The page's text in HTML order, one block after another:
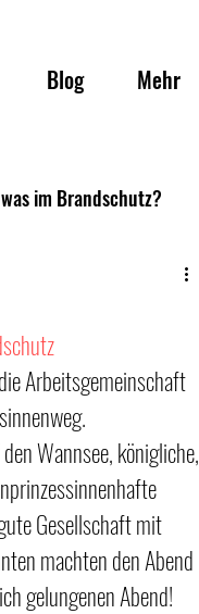
Blog Mehr
im Brandschutz?
Arbeitsgemeinschaft
Wannsee, königliche,
Gesellschaft mit
machten den Abend
gelungenen Abend!